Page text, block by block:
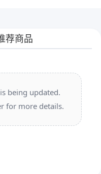
荐商品
being updated.
for more details.